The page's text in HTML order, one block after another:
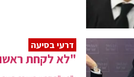
דרעי בסיעה
"לא לקחת